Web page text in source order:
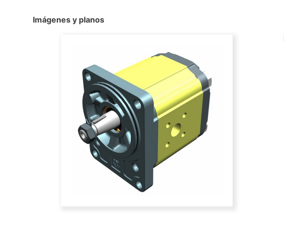
Imágenes y planos